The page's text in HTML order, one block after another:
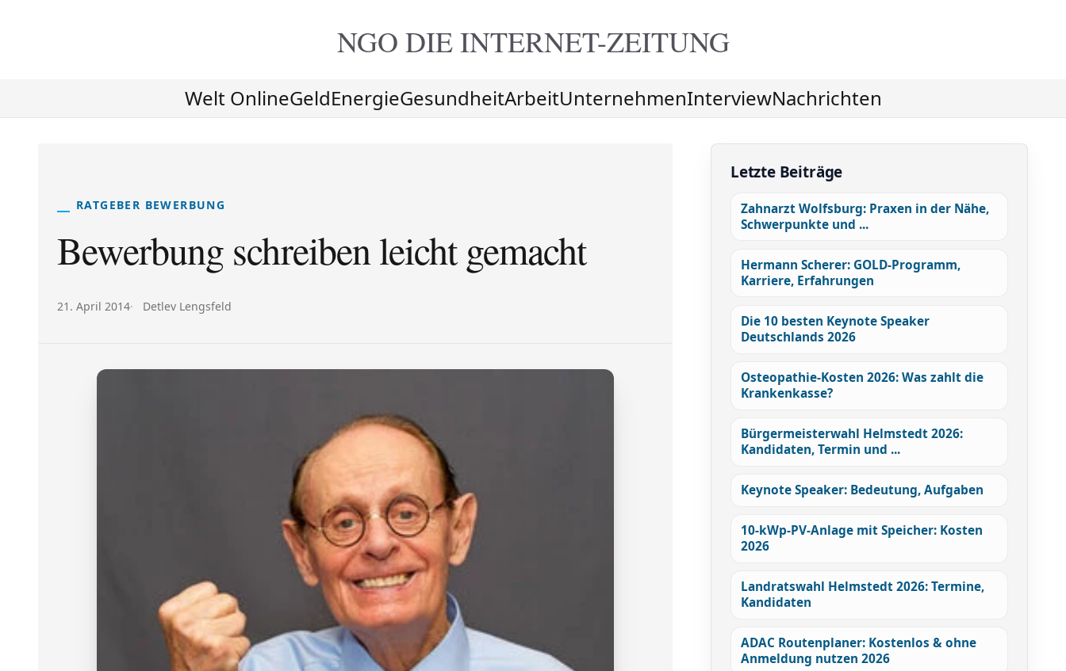
NGO DIEINTERNET-ZEITUNG
Welt OnlineGeldEnergieGesundheitArbeitUnternehmenInterviewNachrichten
RATGEBER BEWERBUNG
Bewerbung schreiben leicht gemacht
Veröffentlicht am:
21. April 2014 Autor:
Detlev Lengsfeld
Letzte Beiträge
Zahnarzt Wolfsburg: Praxen in der Nähe,
Schwerpunkte und ...
Hermann Scherer: GOLD-Programm,
Karriere, Erfahrungen
Die 10 besten Keynote Speaker
Deutschlands 2026
Osteopathie-Kosten 2026: Was zahlt die
Krankenkasse?
Bürgermeisterwahl Helmstedt 2026:
Kandidaten, Termin und ...
Keynote Speaker: Bedeutung, Aufgaben
10-kWp-PV-Anlage mit Speicher: Kosten
2026
Landratswahl Helmstedt 2026: Termine,
Kandidaten
ADAC Routenplaner: Kostenlos & ohne
Anmeldung nutzen 2026